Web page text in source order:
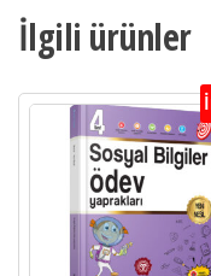
İlgili ürünler